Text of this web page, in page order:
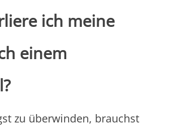
ich meine
einem
zu überwinden, brauchst